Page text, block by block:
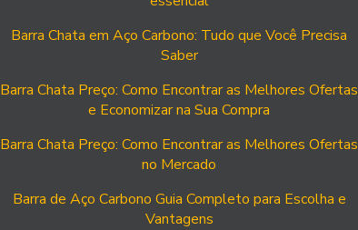
Barra Chata em Aço Carbono: Tudo que Você Precisa
Saber
Barra Chata Preço: Como Encontrar as Melhores Ofertas
e Economizar na Sua Compra
Barra Chata Preço: Como Encontrar as Melhores Ofertas
no Mercado
Barra de Aço Carbono Guia Completo para Escolha e
Vantagens